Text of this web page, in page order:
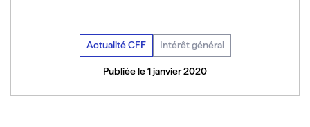
Actualité CFF Intérêt général
Publiée le 1 janvier 2020